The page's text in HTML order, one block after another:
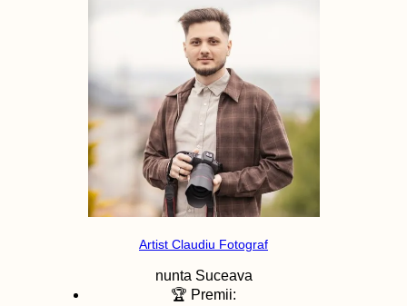
Artist Claudiu Fotograf
nunta Suceava
🏆 Premii: